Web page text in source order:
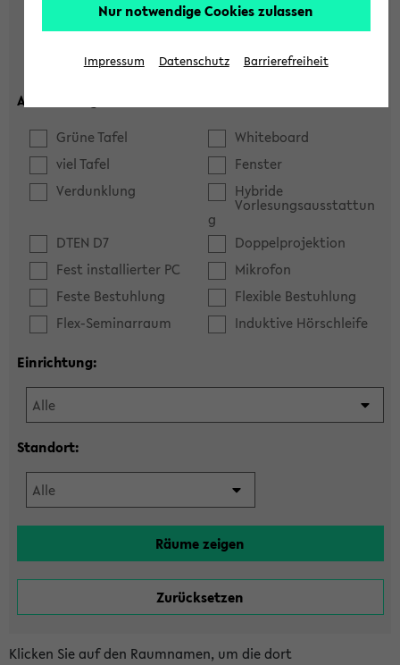
max. Plätze:
Ausstattung:
Grüne Tafel
Whiteboard
viel Tafel
Fenster
Verdunklung
Hybride
Vorlesungsausstattun
g
DTEN D7
Doppelprojektion
Fest installierter PC
Mikrofon
Feste Bestuhlung
Flexible Bestuhlung
Flex-Seminarraum
Induktive Hörschleife
Einrichtung:
Standort:
Klicken Sie auf den Raumnamen, um die dort
Nur notwendige Cookies zulassen
Impressum Datenschutz Barrierefreiheit